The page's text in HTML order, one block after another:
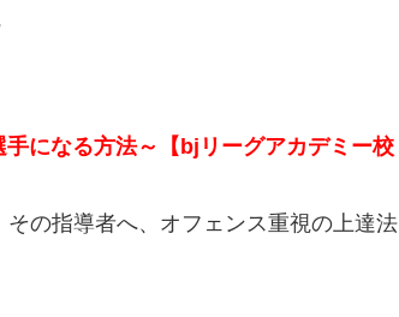
になる方法～【bjリーグアカデミー校
の指導者へ、オフェンス重視の上達法